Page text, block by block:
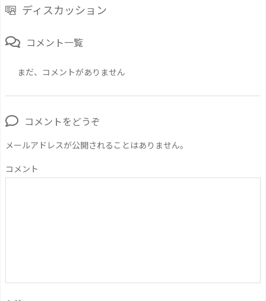
ディスカッション
コメント一覧
まだ、コメントがありません
コメントをどうぞ
メールアドレスが公開されることはありません。
コメント